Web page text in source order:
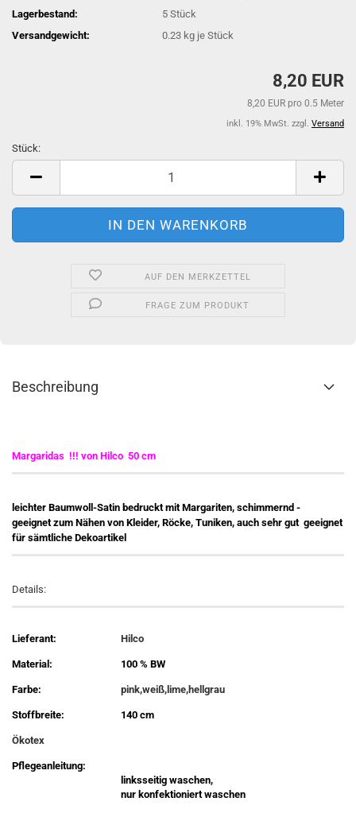
Lagerbestand: 5Stück
Versandgewicht:
0.23 kg je Stück
8,20 EUR
8,20 EUR pro 0.5 Meter
inkl. 19% MwSt. zzgl. Versand
Stück:
Stück
AUF DEN MERKZETTEL
FRAGE ZUM PRODUKT
Beschreibung
Margaridas !!! von Hilco 50 cm
leichter Baumwoll-Satin bedruckt mit Margariten, schimmernd -
geeignet zum Nähen von Kleider, Röcke, Tuniken, auch sehr gut geeignet
für sämtliche Dekoartikel
Details:
Lieferant: Hilco
Material: 100 % BW
Farbe: pink,weiß,lime,hellgrau
Stoffbreite: 140 cm
Ökotex
Pflegeanleitung:
linksseitig waschen,
nur konfektioniert waschen